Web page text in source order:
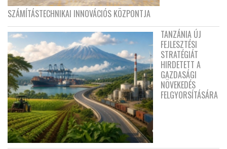
SZÁMÍTÁSTECHNIKAI INNOVÁCIÓS KÖZPONTJA
TANZÁNIA ÚJ
FEJLESZTÉSI
STRATÉGIÁT
HIRDETETT A
GAZDASÁGI
NÖVEKEDÉS
FELGYORSÍTÁSÁRA